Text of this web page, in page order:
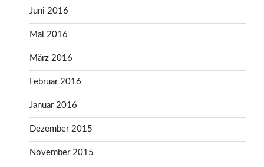
Juni 2016
Mai 2016
März 2016
Februar 2016
Januar 2016
Dezember 2015
November 2015